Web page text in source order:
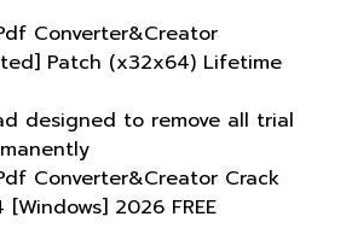
Converter&Creator
Patch (x32x64) Lifetime
designed to remove all trial
Converter&Creator Crack
2026 FREE